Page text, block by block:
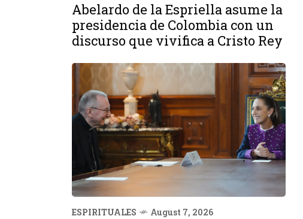
Abelardo de la Espriella asume la
presidencia de Colombia con un
discurso que vivifica a Cristo Rey
ESPIRITUALES August 7, 2026